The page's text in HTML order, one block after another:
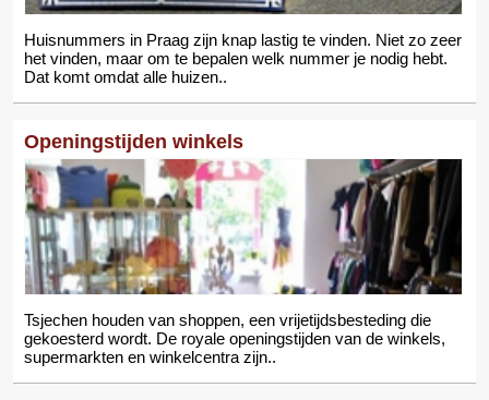
Huisnummers in Praag zijn knap lastig te vinden. Niet zo zeer
het vinden, maar om te bepalen welk nummer je nodig hebt.
Dat komt omdat alle huizen..
Openingstijden winkels
Tsjechen houden van shoppen, een vrijetijdsbesteding die
gekoesterd wordt. De royale openingstijden van de winkels,
supermarkten en winkelcentra zijn..